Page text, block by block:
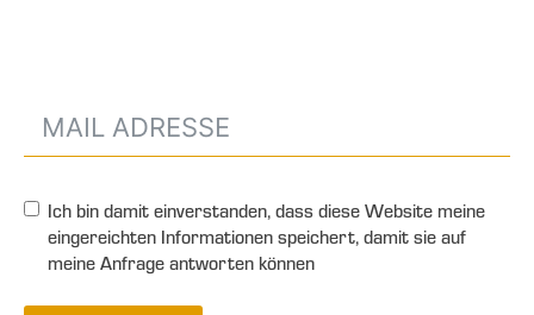
Ich bin damit einverstanden, dass diese Website meine
eingereichten Informationen speichert, damit sie auf
meine Anfrage antworten können